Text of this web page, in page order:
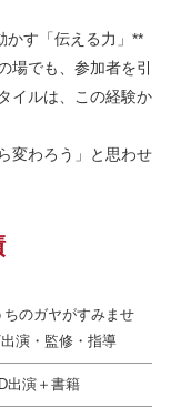
かす「伝える力」**
場でも、参加者を引
イルは、この経験か
変わろう」と思わせ
のガヤがすみませ
演・監修・指導
出演＋書籍